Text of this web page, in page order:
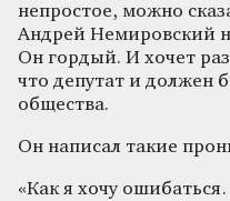
непростое, можно
Андрей Немировский
Он гордый. И хочет
что депутат и должен
общества.
Он написал такие
«Как я хочу